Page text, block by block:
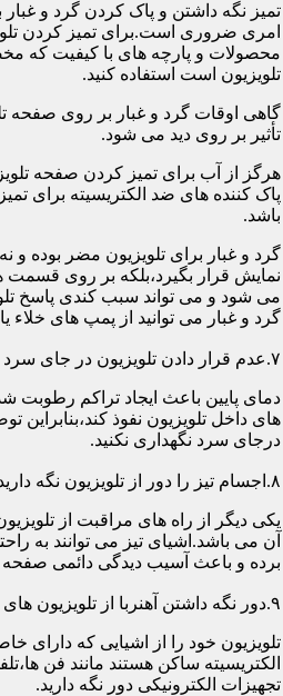
تمیز نگه داشتن و پاک کردن گرد و غبار
امری ضروری است.برای تمیز کردن
محصولات و پارچه های با کیفیت که
تلویزیون است استفاده کنید.
گاهی اوقات گرد و غبار بر روی صفحه
تأثیر بر روی دید می شود.
هرگز از آب برای تمیز کردن صفحه
پاک کننده های ضد الکتریسیته برای
باشد.
گرد و غبار برای تلویزیون مضر بوده و
نمایش قرار بگیرد،بلکه بر روی قسمت
می شود و می تواند سبب کندی پاسخ
گرد و غبار می توانید از پمپ های خلاء
۷.عدم قرار دادن تلویزیون در جای سرد
دمای پایین باعث ایجاد تراکم رطوبت
های داخل تلویزیون نفوذ کند،بنابراین
درجای سرد نگهداری نکنید.
۸.اجسام تیز را دور از تلویزیون نگه دارید
یکی دیگر از راه های مراقبت از
آن می باشد.اشیای تیز می توانند به
برده و باعث آسیب دیدگی دائمی صفحه
۹.دور نگه داشتن آهنربا از تلویزیون های ال ای دی
تلویزیون خود را از اشیایی که دارای
تجهیزات الکترونیکی دور نگه دارید.